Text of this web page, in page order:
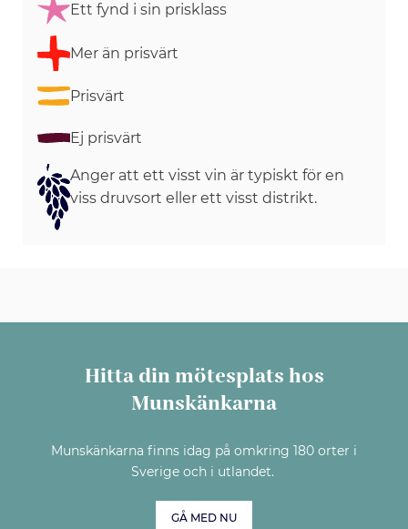
Ett fynd i sin prisklass
Mer än prisvärt
Prisvärt
Ej prisvärt
Anger att ett visst vin är typiskt för en
viss druvsort eller ett visst distrikt.
Hitta din mötesplats hos
Munskänkarna
Munskänkarna finns idag på omkring 180 orter i
Sverige och i utlandet.
GÅ MED NU